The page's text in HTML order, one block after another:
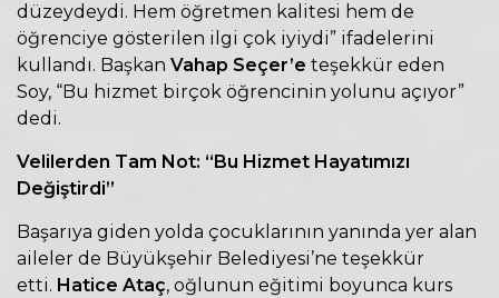
düzeydeydi. Hem öğretmen kalitesi hem de
öğrenciye gösterilen ilgi çok iyiydi” ifadelerini
kullandı. Başkan Vahap Seçer’e teşekkür eden
Soy, “Bu hizmet birçok öğrencinin yolunu açıyor”
dedi.
Velilerden Tam Not: “Bu Hizmet Hayatımızı
Değiştirdi”
Başarıya giden yolda çocuklarının yanında yer alan
aileler de Büyükşehir Belediyesi’ne teşekkür
etti. Hatice Ataç, oğlunun eğitimi boyunca kurs